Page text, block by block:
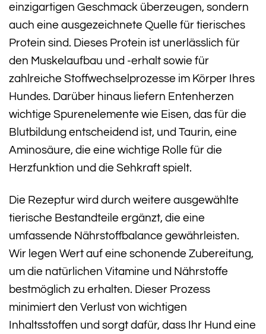
einzigartigen Geschmack überzeugen, sondern
auch eine ausgezeichnete Quelle für tierisches
Protein sind. Dieses Protein ist unerlässlich für
den Muskelaufbau und -erhalt sowie für
zahlreiche Stoffwechselprozesse im Körper Ihres
Hundes. Darüber hinaus liefern Entenherzen
wichtige Spurenelemente wie Eisen, das für die
Blutbildung entscheidend ist, und Taurin, eine
Aminosäure, die eine wichtige Rolle für die
Herzfunktion und die Sehkraft spielt.
Die Rezeptur wird durch weitere ausgewählte
tierische Bestandteile ergänzt, die eine
umfassende Nährstoffbalance gewährleisten.
Wir legen Wert auf eine schonende Zubereitung,
um die natürlichen Vitamine und Nährstoffe
bestmöglich zu erhalten. Dieser Prozess
minimiert den Verlust von wichtigen
Inhaltsstoffen und sorgt dafür, dass Ihr Hund eine